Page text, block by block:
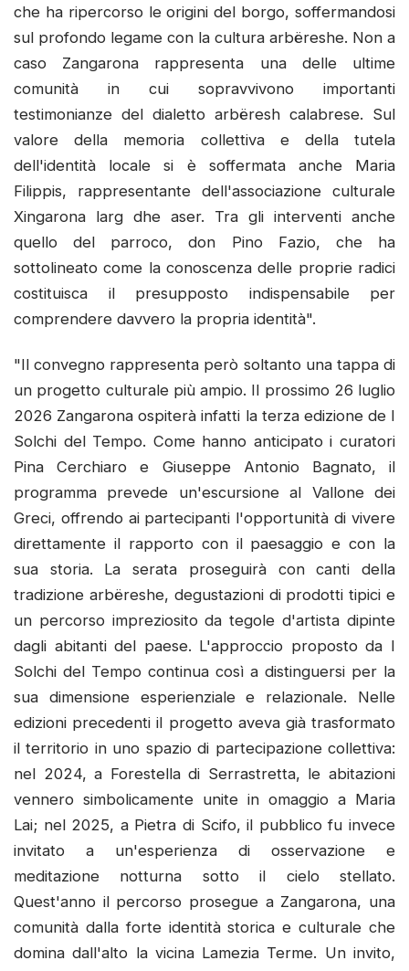
che ha ripercorso le origini del borgo, soffermandosi
sul profondo legame con la cultura arbëreshe. Non a
caso Zangarona rappresenta una delle ultime
comunità in cui sopravvivono importanti
testimonianze del dialetto arbëresh calabrese. Sul
valore della memoria collettiva e della tutela
dell'identità locale si è soffermata anche Maria
Filippis, rappresentante dell'associazione culturale
Xingarona larg dhe aser. Tra gli interventi anche
quello del parroco, don Pino Fazio, che ha
sottolineato come la conoscenza delle proprie radici
costituisca il presupposto indispensabile per
comprendere davvero la propria identità".
"Il convegno rappresenta però soltanto una tappa di
un progetto culturale più ampio. Il prossimo 26 luglio
2026 Zangarona ospiterà infatti la terza edizione de I
Solchi del Tempo. Come hanno anticipato i curatori
Pina Cerchiaro e Giuseppe Antonio Bagnato, il
programma prevede un'escursione al Vallone dei
Greci, offrendo ai partecipanti l'opportunità di vivere
direttamente il rapporto con il paesaggio e con la
sua storia. La serata proseguirà con canti della
tradizione arbëreshe, degustazioni di prodotti tipici e
un percorso impreziosito da tegole d'artista dipinte
dagli abitanti del paese. L'approccio proposto da I
Solchi del Tempo continua così a distinguersi per la
sua dimensione esperienziale e relazionale. Nelle
edizioni precedenti il progetto aveva già trasformato
il territorio in uno spazio di partecipazione collettiva:
nel 2024, a Forestella di Serrastretta, le abitazioni
vennero simbolicamente unite in omaggio a Maria
Lai; nel 2025, a Pietra di Scifo, il pubblico fu invece
invitato a un'esperienza di osservazione e
meditazione notturna sotto il cielo stellato.
Quest'anno il percorso prosegue a Zangarona, una
comunità dalla forte identità storica e culturale che
domina dall'alto la vicina Lamezia Terme. Un invito,